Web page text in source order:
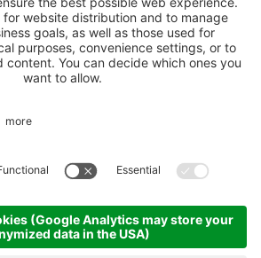
privacy
Impostazioni cookie
IVA?
Per ordini, offerte,
prezzi speciali e
ulteriori articoli